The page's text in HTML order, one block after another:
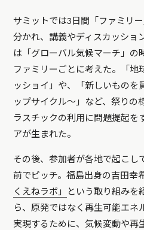
サミットでは3日間「ファミリ
分かれ、講義やディスカッショ
は「グローバル気候マーチ」の
ファミリーごとに考えた。「地
ッショイ」や、「新しいものを
ップサイクル〜」など、祭りの
ラスチックの利用に問題提起を
アが生まれた。
その後、参加者が各地で起こし
前でピッチ。福島出身の吉田幸
くえねラボ」
という取り組みを
ら、原発ではなく再生可能エネ
実現するために、気候変動や再